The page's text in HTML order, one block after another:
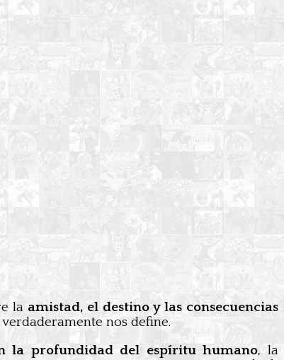
la amistad, el destino y las consecuencias
nos define.
la profundidad del espíritu humano, la